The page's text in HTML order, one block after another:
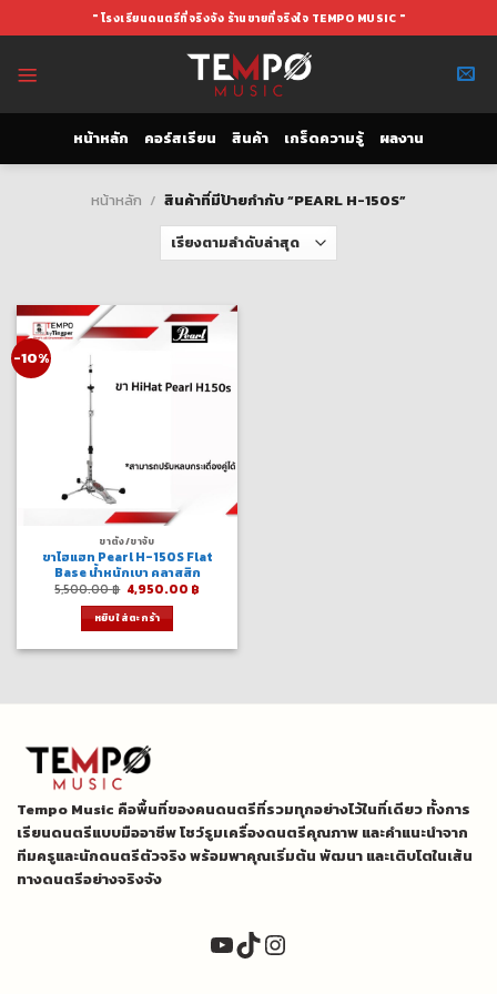
to
" โรงเรียนดนตรีที่จริงจัง ร้านขายที่จริงใจ TEMPO MUSIC "
หน้าหลัก คอร์สเรียน สินค้า เกร็ดความรู้ ผลงาน
หน้าหลัก / สินค้าที่มีป้ายกำกับ “PEARL H-150S”
-10%
ขาตั้ง/ขาจับ
ขาไฮแฮท Pearl H-150S Flat
Base น้ำหนักเบา คลาสสิก
5,500.00฿ Original
price
was:
5,500.00 ฿.
4,950.00 ฿Current
หยิบใส่ตะกร้า
Tempo Music คือพื้นที่ของคนดนตรีที่รวมทุกอย่างไว้ในที่เดียว ทั้งการ
เรียนดนตรีแบบมืออาชีพ โชว์รูมเครื่องดนตรีคุณภาพ และคำแนะนำจาก
ทีมครูและนักดนตรีตัวจริง พร้อมพาคุณเริ่มต้น พัฒนา และเติบโตในเส้น
ทางดนตรีอย่างจริงจัง
YouTube
TikTok
Instagram